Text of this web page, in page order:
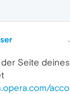
Seite